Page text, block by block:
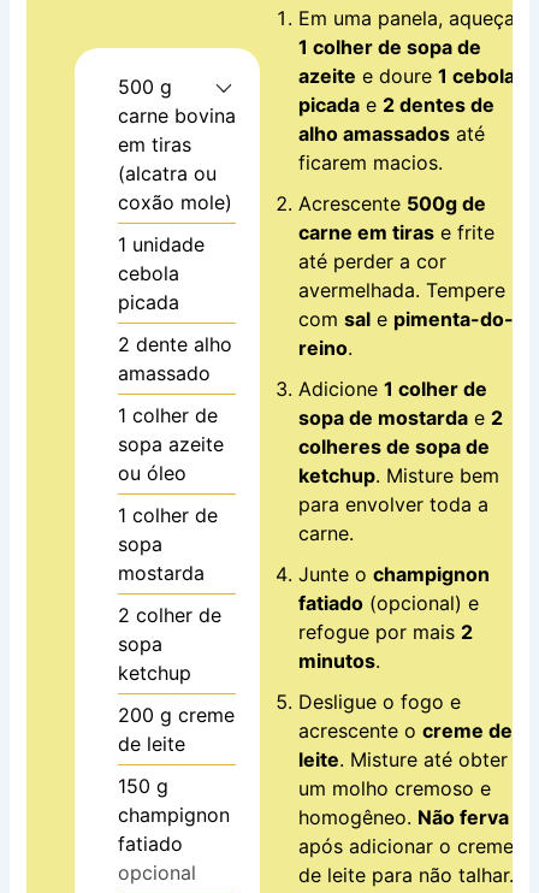
500 g
carne bovina
em tiras
(alcatra ou
coxão mole)
1 unidade
cebola
picada
2 dente alho
amassado
1 colher de
sopa azeite
ou óleo
1 colher de
sopa
mostarda
2 colher de
sopa
ketchup
200 g creme
de leite
150 g
champignon
fatiado
opcional
Em uma panela, aqueça
1 colher de sopa de
azeite e doure1 cebola
picada e 2 dentes de
alho amassados até
ficarem macios.
Acrescente 500g de
carne em tiras e frite
até perder a cor
avermelhada. Tempere
comsal e pimenta-do-
reino.
Adicione1 colher de
sopa de mostarda e 2
colheres de sopa de
ketchup. Misture bem
para envolver toda a
carne.
Junte ochampignon
fatiado (opcional) e
refogue por mais 2
minutos.
Desligue o fogo e
acrescente ocreme de
leite. Misture até obter
um molho cremoso e
homogêneo. Não ferva
após adicionar o creme
de leite para não talhar.